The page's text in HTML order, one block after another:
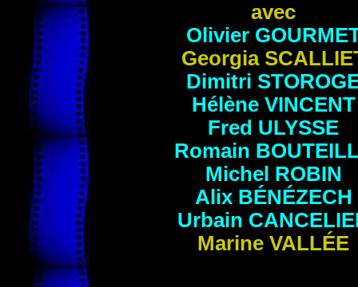
avec
Olivier
Georgia
Dimitri
Hélène VINCENT
Fred ULYSSE
Romain
Michel ROBIN
Alix BÉNÉZECH
Urbain
Marine VALLÉE